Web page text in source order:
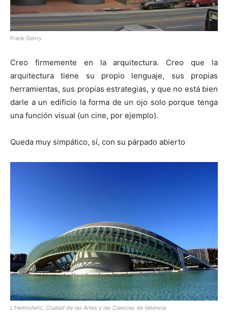
Frank Gehry
Creo firmemente en la arquitectura. Creo que la
arquitectura tiene su propio lenguaje, sus propias
herramientas, sus propias estrategias, y que no está bien
darle a un edificio la forma de un ojo solo porque tenga
una función visual (un cine, por ejemplo).
Queda muy simpático, sí, con su párpado abierto
L’Hemisferic, Ciudad de las Artes y las Ciencias de Valencia